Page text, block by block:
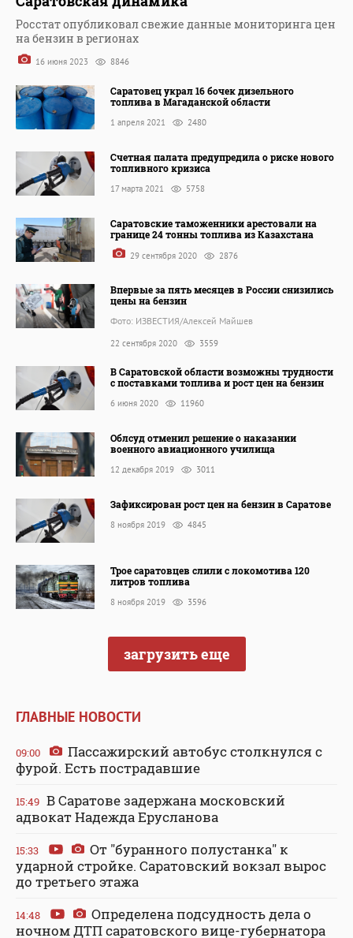
Росстат опубликовал свежие данные мониторинга цен
на бензин в регионах
16 июня 2023 8846
Саратовец украл 16 бочек дизельного
топлива в Магаданской области
1 апреля 2021 2480
Счетная палата предупредила о риске нового
топливного кризиса
17 марта 2021 5758
Саратовские таможенники арестовали на
границе 24 тонны топлива из Казахстана
29 сентября 2020 2876
Впервые за пять месяцев в России снизились
цены на бензин
Фото: ИЗВЕСТИЯ/Алексей Майшев
22 сентября 2020 3559
В Саратовской области возможны трудности
с поставками топлива и рост цен на бензин
6 июня 2020 11960
Облсуд отменил решение о наказании
военного авиационного училища
12 декабря 2019 3011
Зафиксирован рост цен на бензин в Саратове
8 ноября 2019 4845
Трое саратовцев слили с локомотива 120
литров топлива
8 ноября 2019 3596
загрузить еще
ГЛАВНЫЕ НОВОСТИ
09:00
Пассажирский автобус столкнулся с
фурой. Есть пострадавшие
15:49 В Саратове задержана московский
адвокат Надежда Ерусланова
15:33
От "буранного полустанка" к
ударной стройке. Саратовский вокзал вырос
до третьего этажа
14:48
Определена подсудность дела о
ночном ДТП саратовского вице-губернатора